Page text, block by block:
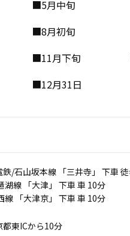
■5月中旬 千
■8月初旬 三井
■11月下旬 秋
■12月31日
鉄/石山坂本線 「三井寺」 下車
湖線 「大津」 下車 車 10分
線 「大津京」 下車 車 10分
都東ICから10分